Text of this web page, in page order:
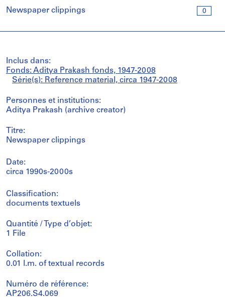
0
Newspaper clippings
Inclus dans:
Fonds: Aditya Prakash fonds, 1947-2008
Série(s): Reference material, circa 1947-2008
Personnes et institutions:
Aditya Prakash (archive creator)
Titre:
Newspaper clippings
Date:
circa 1990s-2000s
Classification:
documents textuels
Quantité / Type d’objet:
1 File
Collation:
0.01 l.m. of textual records
Numéro de référence:
AP206.S4.069